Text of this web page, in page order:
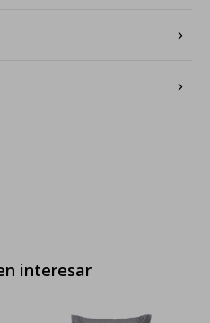
interesar